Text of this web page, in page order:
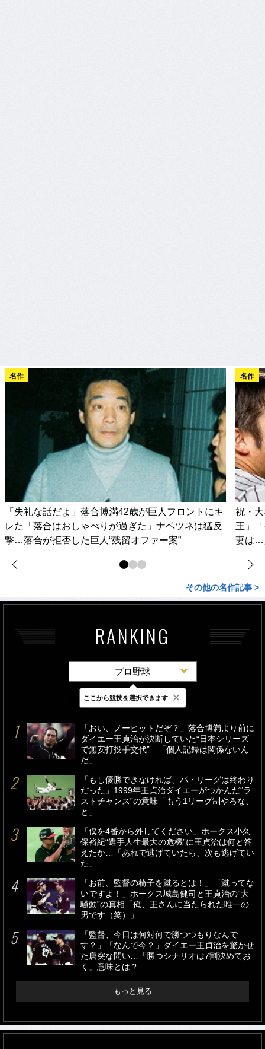
名作
「失礼な話だよ」落合博満42歳が巨人フロントにキ
レた「落合はおしゃべりが過ぎた」ナベツネは猛反
撃…落合が拒否した巨人“残留オファー案”
名作
祝・
王」
妻は…
その他の名作記事 >
RANKING
プロ野球
最新 24時間 週間
「おい、ノーヒットだぞ？」落合博満より前に
ダイエー王貞治が決断していた“日本シリーズ
で無安打投手交代”…「個人記録は関係ないん
だ」
「もし優勝できなければ、パ・リーグは終わり
だった」1999年王貞治ダイエーがつかんだ“ラ
ストチャンス”の意味「もう1リーグ制やろな、
と」
「僕を4番から外してください」ホークス小久
保裕紀“選手人生最大の危機”に王貞治は何と答
えたか…「あれで逃げていたら、次も逃げてい
た」
「お前、監督の椅子を蹴るとは！」「蹴ってな
いですよ！」ホークス城島健司と王貞治の“大
騒動”の真相「俺、王さんに当たられた唯一の
男です（笑）」
「監督、今日は何対何で勝つつもりなんで
す？」「なんで今？」ダイエー王貞治を驚かせ
た唐突な問い…「勝つシナリオは7割決めてお
く」意味とは？
もっと見る
ここから競技を選択できます ×